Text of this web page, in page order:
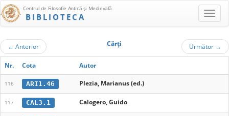
Centrul de Filosofie Antică şi Medievală
BIBLIOTECA
← Anterior Cărţi Următor →
Nr. Cota Autor
116 ARI1.46 Plezia, Marianus (ed.)
117 CAL3.1 Calogero, Guido